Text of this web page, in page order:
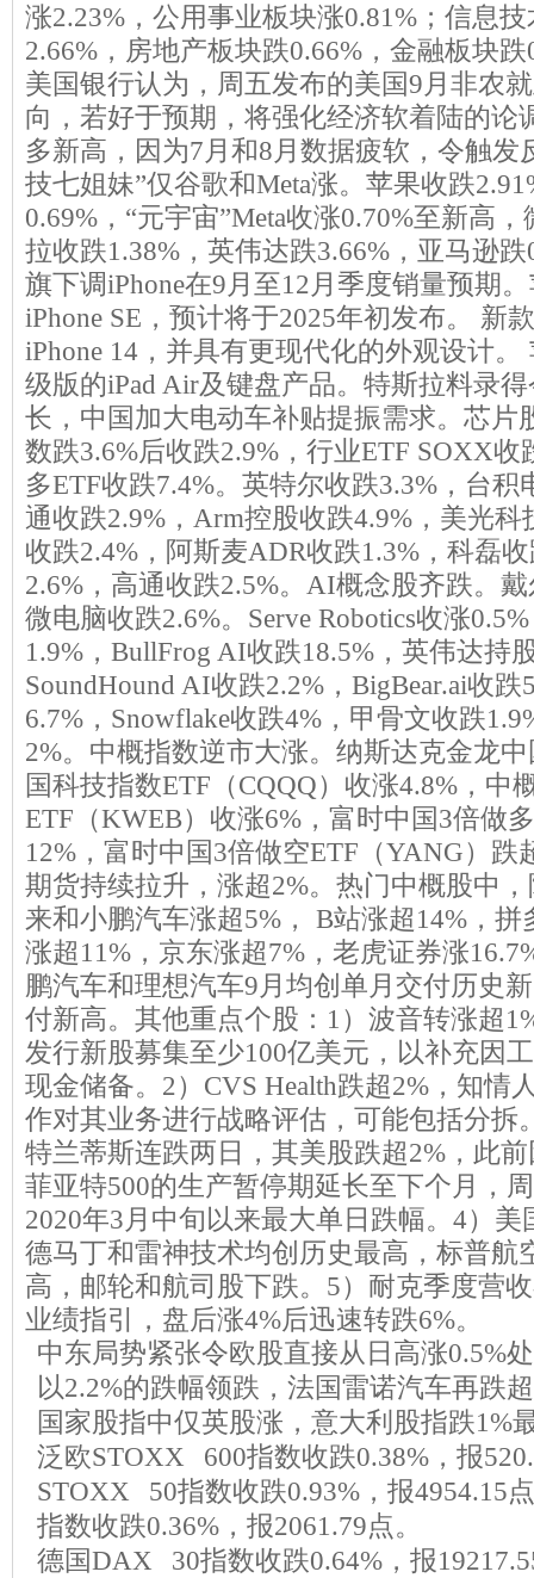
涨2.23%，公用事业板块涨0.81%；信息
2.66%，房地产板块跌0.66%，金融板块
美国银行认为，周五发布的美国9月非农
向，若好于预期，将强化经济软着陆的论
多新高，因为7月和8月数据疲软，令触发
技七姐妹”仅谷歌和Meta涨。苹果收跌
0.69%，“元宇宙”Meta收涨0.70%至新高
拉收跌1.38%，英伟达跌3.66%，亚马逊
旗下调iPhone在9月至12月季度销量预期
iPhone SE，预计将于2025年初发布。 新
iPhone 14，并具有更现代化的外观设计
级版的iPad Air及键盘产品。特斯拉料录
长，中国加大电动车补贴提振需求。芯片
数跌3.6%后收跌2.9%，行业ETF SOXX
多ETF收跌7.4%。英特尔收跌3.3%，台积
通收跌2.9%，Arm控股收跌4.9%，美光科
收跌2.4%，阿斯麦ADR收跌1.3%，科磊
2.6%，高通收跌2.5%。AI概念股齐跌。
微电脑收跌2.6%。Serve Robotics收涨
1.9%，BullFrog AI收跌18.5%，英伟达持
SoundHound AI收跌2.2%，BigBear.ai收跌
6.7%，Snowflake收跌4%，甲骨文收跌
2%。中概指数逆市大涨。纳斯达克金龙
国科技指数ETF（CQQQ）收涨4.8%，中
ETF（KWEB）收涨6%，富时中国3倍做
12%，富时中国3倍做空ETF（YANG）跌
期货持续拉升，涨超2%。热门中概股中
来和小鹏汽车涨超5%， B站涨超14%，
涨超11%，京东涨超7%，老虎证券涨
鹏汽车和理想汽车9月均创单月交付历史
付新高。其他重点个股：1）波音转涨超
发行新股募集至少100亿美元，以补充因
现金储备。2）CVS Health跌超2%，知情
作对其业务进行战略评估，可能包括分拆
特兰蒂斯连跌两日，其美股跌超2%，此
菲亚特500的生产暂停期延长至下个月，
2020年3月中旬以来最大单日跌幅。4）
德马丁和雷神技术均创历史最高，标普航
高，邮轮和航司股下跌。5）耐克季度营
业绩指引，盘后涨4%后迅速转跌6%。
中东局势紧张令欧股直接从日高涨0.5%
以2.2%的跌幅领跌，法国雷诺汽车再跌
国家股指中仅英股涨，意大利股指跌1%
泛欧STOXX 600指数收跌0.38%，报
STOXX 50指数收跌0.93%，报4954.15
指数收跌0.36%，报2061.79点。
德国DAX 30指数收跌0.64%，报